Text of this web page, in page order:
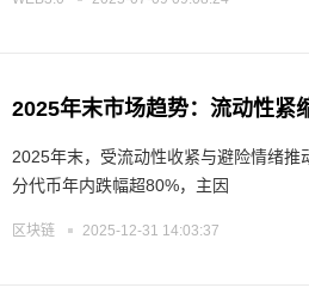
2025年末，受流动性收紧与避险情绪
分代币年内跌幅超80%，主因
区块链 2025-12-31 14:03:37